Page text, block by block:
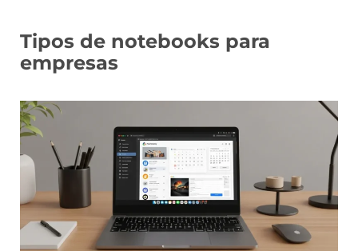
Tipos de notebooks para
empresas